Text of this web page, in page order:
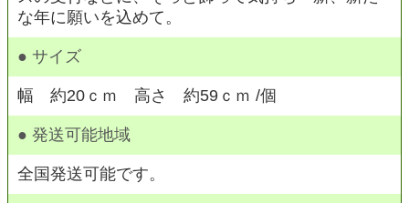
な年に願いを込めて。
● サイズ
幅 約20ｃｍ 高さ 約59ｃｍ /個
● 発送可能地域
全国発送可能です。